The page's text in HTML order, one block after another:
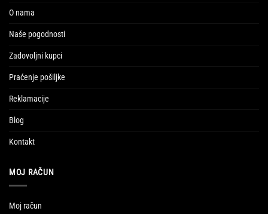
O nama
Naše pogodnosti
Zadovoljni kupci
Praćenje pošiljke
Reklamacije
Blog
Kontakt
MOJ RAČUN
Moj račun